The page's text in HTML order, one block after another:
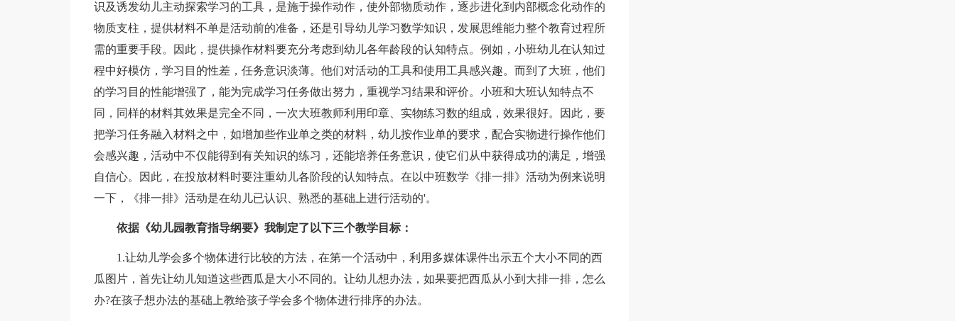
识及诱发幼儿主动探索学习的工具，是施于操作动作，使外部物质动作，逐步进化到内部概念化动作的
物质支柱，提供材料不单是活动前的准备，还是引导幼儿学习数学知识，发展思维能力整个教育过程所
需的重要手段。因此，提供操作材料要充分考虑到幼儿各年龄段的认知特点。例如，小班幼儿在认知过
程中好模仿，学习目的性差，任务意识淡薄。他们对活动的工具和使用工具感兴趣。而到了大班，他们
的学习目的性能增强了，能为完成学习任务做出努力，重视学习结果和评价。小班和大班认知特点不
同，同样的材料其效果是完全不同，一次大班教师利用印章、实物练习数的组成，效果很好。因此，要
把学习任务融入材料之中，如增加些作业单之类的材料，幼儿按作业单的要求，配合实物进行操作他们
会感兴趣，活动中不仅能得到有关知识的练习，还能培养任务意识，使它们从中获得成功的满足，增强
自信心。因此，在投放材料时要注重幼儿各阶段的认知特点。在以中班数学《排一排》活动为例来说明
一下，《排一排》活动是在幼儿已认识、熟悉的基础上进行活动的'。
依据《幼儿园教育指导纲要》我制定了以下三个教学目标：
1.让幼儿学会多个物体进行比较的方法，在第一个活动中，利用多媒体课件出示五个大小不同的西
瓜图片，首先让幼儿知道这些西瓜是大小不同的。让幼儿想办法，如果要把西瓜从小到大排一排，怎么
办?在孩子想办法的基础上教给孩子学会多个物体进行排序的办法。